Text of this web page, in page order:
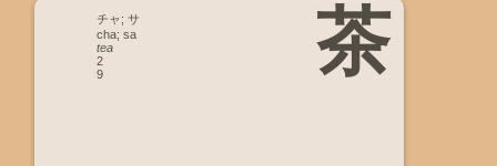
茶
チャ; サ
cha; sa
tea
2
9